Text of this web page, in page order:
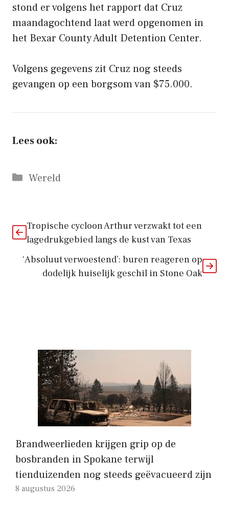
stond er volgens het rapport dat Cruz
maandagochtend laat werd opgenomen in
het Bexar County Adult Detention Center.
Volgens gegevens zit Cruz nog steeds
gevangen op een borgsom van $75.000.
Lees ook:
Categorieën
Wereld
Tropische cycloon Arthur verzwakt tot een
lagedrukgebied langs de kust van Texas
‘Absoluut verwoestend’: buren reageren op
dodelijk huiselijk geschil in Stone Oak
Brandweerlieden krijgen grip op de
bosbranden in Spokane terwijl
tienduizenden nog steeds geëvacueerd zijn
8 augustus 2026